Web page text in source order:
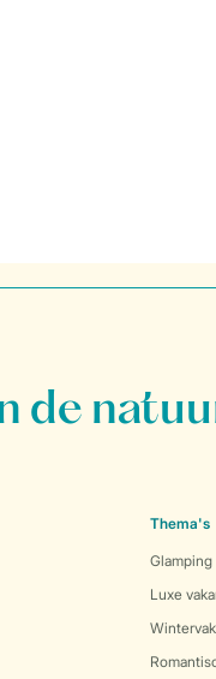
de
Thema's
Glamping
Luxe